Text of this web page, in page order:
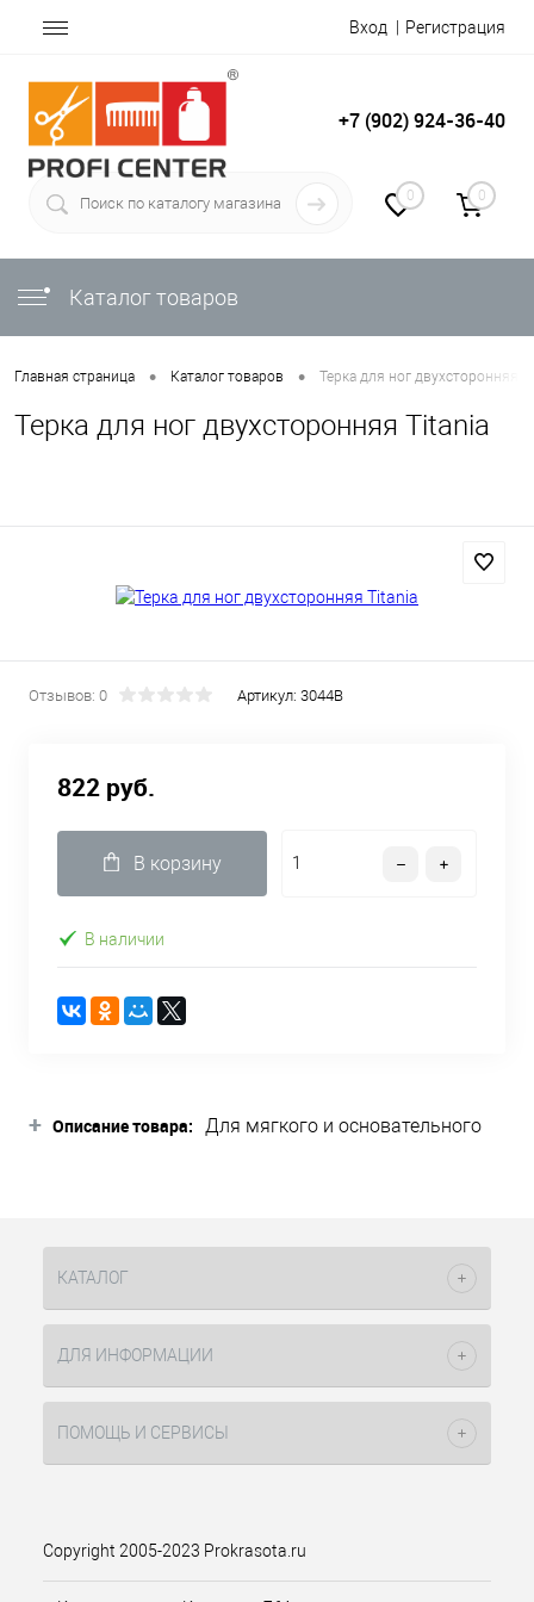
Вход Регистрация
+7 (902) 924-36-40
0 0
Каталог товаров
Главная страница • Каталог товаров • Терка для ног двухсторонняя
Терка для ног двухсторонняя Titania
Отзывов: 0 Артикул: 3044B
822 руб.
В корзину
В наличии
+ Описание товара:
Для мягкого и основательного
изогнутая форма позволяют
результата педикюрную тёрку
нужно применять на сухой коже -
сначала обработать
довести кожу до идеально
мягкого состояния.
КАТАЛОГ
ДЛЯ ИНФОРМАЦИИ
ПОМОЩЬ И СЕРВИСЫ
Copyright 2005-2023 Prokrasota.ru